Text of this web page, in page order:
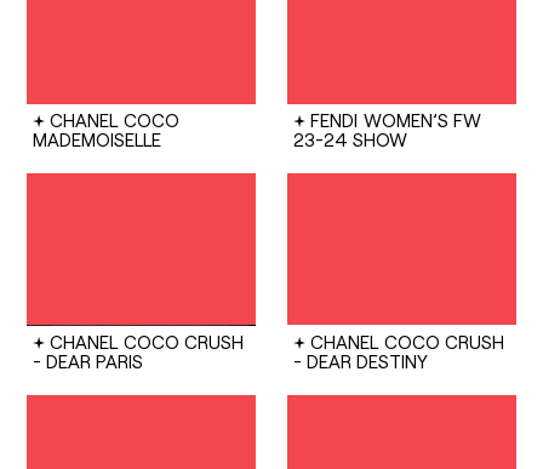
CHANEL COCO
MADEMOISELLE
FENDI WOMEN’S FW
23-24 SHOW
CHANEL COCO CRUSH
- DEAR PARIS
CHANEL COCO CRUSH
- DEAR DESTINY